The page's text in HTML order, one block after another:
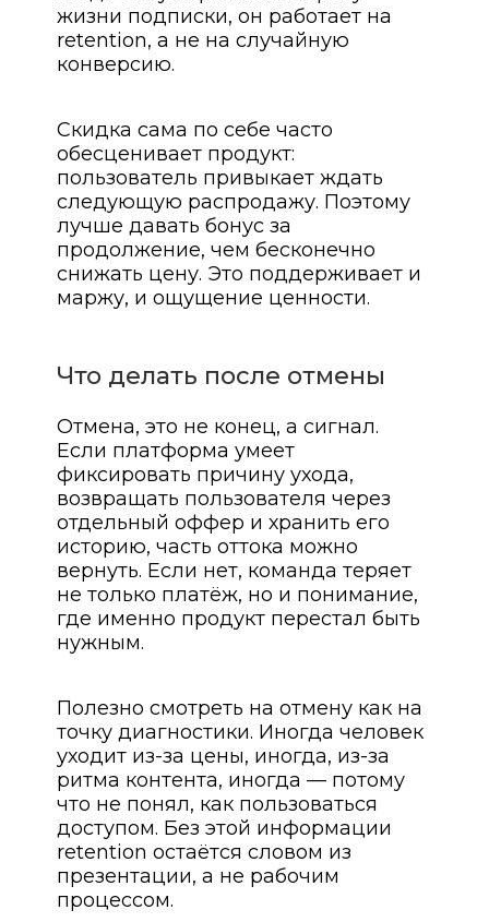
жизни подписки, он работает на
retention, а не на случайную
конверсию.
Скидка сама по себе часто
обесценивает продукт:
пользователь привыкает ждать
следующую распродажу. Поэтому
лучше давать бонус за
продолжение, чем бесконечно
снижать цену. Это поддерживает и
маржу, и ощущение ценности.
Что делать после отмены
Отмена, это не конец, а сигнал.
Если платформа умеет
фиксировать причину ухода,
возвращать пользователя через
отдельный оффер и хранить его
историю, часть оттока можно
вернуть. Если нет, команда теряет
не только платёж, но и понимание,
где именно продукт перестал быть
нужным.
Полезно смотреть на отмену как на
точку диагностики. Иногда человек
уходит из-за цены, иногда, из-за
ритма контента, иногда — потому
что не понял, как пользоваться
доступом. Без этой информации
retention остаётся словом из
презентации, а не рабочим
процессом.